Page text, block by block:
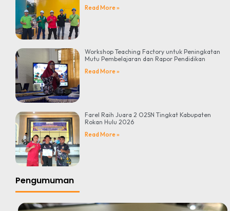
Read More »
Workshop Teaching Factory untuk Peningkatan
Mutu Pembelajaran dan Rapor Pendidikan
Read More »
Farel Raih Juara 2 O2SN Tingkat Kabupaten
Rokan Hulu 2026
Read More »
Pengumuman